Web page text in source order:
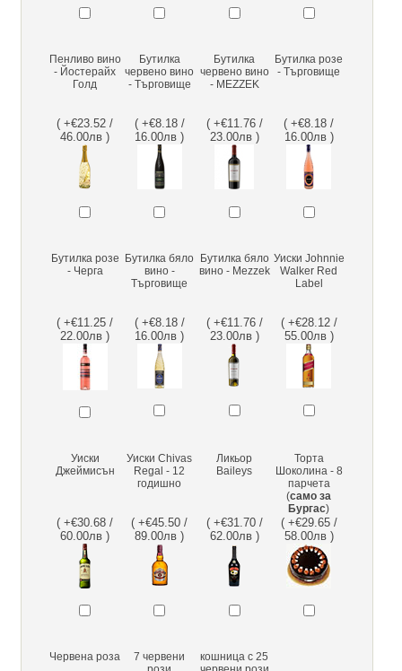
Пенливо вино
- Йостерайх
Голд
( +€23.52 /
46.00лв )
Бутилка
червено вино
- Търговище
( +€8.18 /
16.00лв )
Бутилка
червено вино
- MEZZEK
( +€11.76 /
23.00лв )
Бутилка розе
- Търговище
( +€8.18 /
16.00лв )
Бутилка розе
- Черга
( +€11.25 /
22.00лв )
Бутилка бяло
вино -
Търговище
( +€8.18 /
16.00лв )
Бутилка бяло
вино - Mezzek
( +€11.76 /
23.00лв )
Уиски Johnnie
Walker Red
Label
( +€28.12 /
55.00лв )
Уиски
Джеймисън
( +€30.68 /
60.00лв )
Уиски Chivas
Regal - 12
годишно
( +€45.50 /
89.00лв )
Ликьор
Baileys
( +€31.70 /
62.00лв )
Торта
Шоколина - 8
парчета
(само за
Бургас)
( +€29.65 /
58.00лв )
Червена роза
7 червени
кошница с 25